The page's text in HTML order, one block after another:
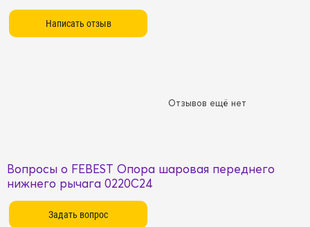
Отзывов ещё нет
Вопросы о FEBEST Опора шаровая переднего
нижнего рычага 0220C24